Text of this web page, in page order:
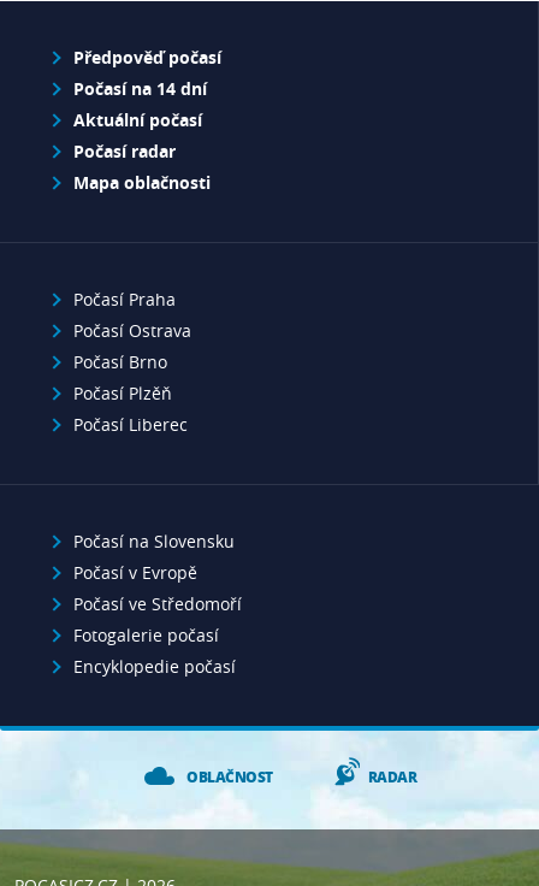
Předpověď počasí
Počasí na 14 dní
Aktuální počasí
Počasí radar
Mapa oblačnosti
Počasí Praha
Počasí Ostrava
Počasí Brno
Počasí Plzěň
Počasí Liberec
Počasí na Slovensku
Počasí v Evropě
Počasí ve Středomoří
Fotogalerie počasí
Encyklopedie počasí
OBLAČNOST RADAR